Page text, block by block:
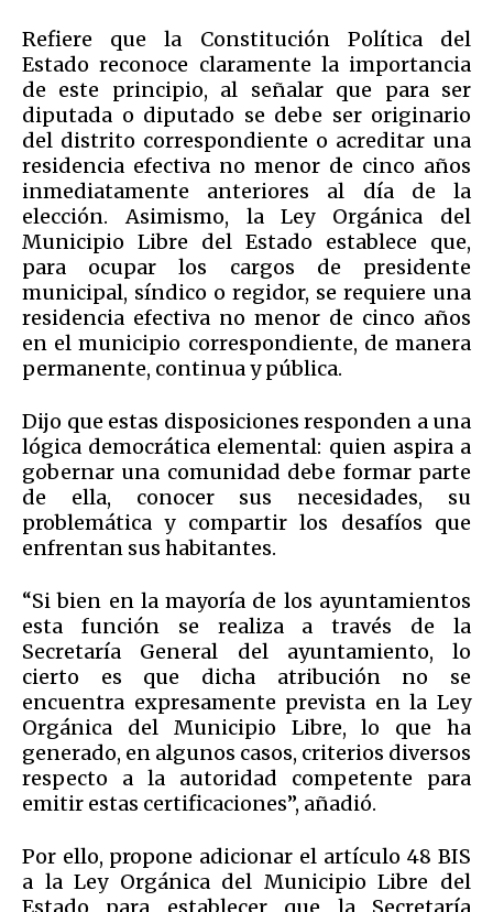
Refiere que la Constitución Política del
Estado reconoce claramente la importancia
de este principio, al señalar que para ser
diputada o diputado se debe ser originario
del distrito correspondiente o acreditar una
residencia efectiva no menor de cinco años
inmediatamente anteriores al día de la
elección. Asimismo, la Ley Orgánica del
Municipio Libre del Estado establece que,
para ocupar los cargos de presidente
municipal, síndico o regidor, se requiere una
residencia efectiva no menor de cinco años
en el municipio correspondiente, de manera
permanente, continua y pública.
Dijo que estas disposiciones responden a una
lógica democrática elemental: quien aspira a
gobernar una comunidad debe formar parte
de ella, conocer sus necesidades, su
problemática y compartir los desafíos que
enfrentan sus habitantes.
“Si bien en la mayoría de los ayuntamientos
esta función se realiza a través de la
Secretaría General del ayuntamiento, lo
cierto es que dicha atribución no se
encuentra expresamente prevista en la Ley
Orgánica del Municipio Libre, lo que ha
generado, en algunos casos, criterios diversos
respecto a la autoridad competente para
emitir estas certificaciones”, añadió.
Por ello, propone adicionar el artículo 48 BIS
a la Ley Orgánica del Municipio Libre del